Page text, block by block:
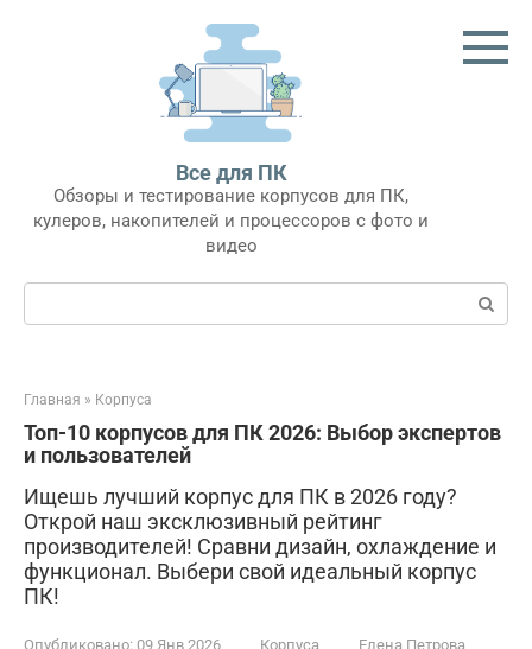
Все для ПК
Обзоры и тестирование корпусов для ПК,
кулеров, накопителей и процессоров с фото и
видео
Поиск:
Главная » Корпуса
Топ-10 корпусов для ПК 2026: Выбор экспертов
и пользователей
Ищешь лучший корпус для ПК в 2026 году?
Открой наш эксклюзивный рейтинг
производителей! Сравни дизайн, охлаждение и
функционал. Выбери свой идеальный корпус
ПК!
Опубликовано: 09 Янв 2026 Корпуса Елена Петрова